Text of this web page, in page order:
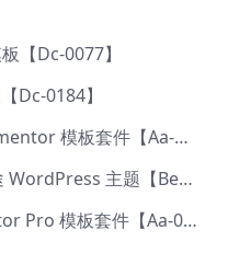
【Dc-0077】
Dc-0184】
Jarvis – 网络安全服务 Elementor 模板套件【Aa-0035】
lmpeka v1.3.9-创意多用途 WordPress 主题【Be-0064】
Agria – 农业公司 Elementor Pro 模板套件【Aa-0003】